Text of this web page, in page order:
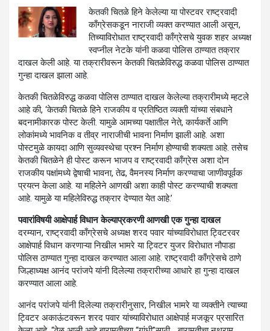
केतकी चितळे हिने केलेल्या या पोस्टवर राष्ट्रवादी
काँग्रेसकडून नाराजी व्यक्त करण्यात आली असून,
तिच्याविरोधात राष्ट्रवादी काँग्रेसचे युवक शहर अध्यक्ष
स्वप्नील नेटके यांनी कळवा पोलिस ठाण्यात तक्रार
दाखल केली आहे. या तक्रारीवरून केतकी चितळेविरुद्ध कळवा पोलिस ठाण्यात
गुन्हा दाखल झाला आहे.
केतकी चितळेविरुद्ध कळवा पोलिस ठाण्यात दाखल केलेल्या तक्रारीमध्ये म्हटले
आहे की, ‘केतकी चितळे हिने राजकीय व प्रतिष्ठित व्यक्ती यांच्या संबधाने
बदनामीकारक पोस्ट केली. यामुळे आमच्या पक्षातील नेते, कार्यकर्ते आणि
लोकांमध्ये भावनिक व तीव्र नाराजीची भावना निर्माण झाली आहे. अशा
पोस्टमुळे कायदा आणि सुव्यवस्थेचा प्रश्न निर्माण होण्याची शक्यता आहे. तसेच
केतकी चितळेने ही पोस्ट करून भाजप व राष्ट्रवादी काँग्रेस अशा दोन
राजकीय पक्षांमध्ये द्वेषाची भावना, तेढ, वैमनस्य निर्माण करण्याचा जाणीवपूर्वक
प्रयत्न केला आहे. या महिलेने आणखी अशा काही पोस्ट करण्याची शक्यता
आहे. यामुळे या महिलेविरुद्ध तक्रार देण्यात येत आहे.’
पवारांविषयी आक्षेपार्ह विधान केल्याप्रकरणी आणखी एक गुन्हा दाखल
दरम्यान, राष्ट्रवादी काँग्रेसचे अध्यक्ष शरद पवार यांच्याविरोधात ट्विटरवर
आक्षेपार्ह विधान करणाऱ्या निखील भामरे या ट्विटर युजर विरोधात नौपाडा
पोलिस ठाण्यात गुन्हा दाखल करण्यात आला आहे. राष्ट्रवादी काँग्रेसचे ठाणे
जिल्हाध्यक्ष आनंद परांजपे यांनी दिलेल्या तक्रारीच्या आधारे हा गुन्हा दाखल
करण्यात आला आहे.
आनंद परांजपे यांनी दिलेल्या तक्रारीनुसार, निखील भामरे या व्यक्तीने त्याच्या
ट्विटर अकाऊंटवरून शरद पवार यांच्याविरोधात आक्षेपार्ह मजकूर प्रसारित